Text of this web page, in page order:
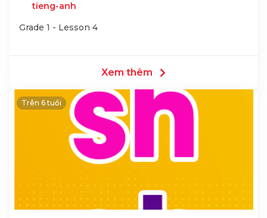
tieng-anh
Grade 1 - Lesson 4
Xem thêm
Trên 6 tuổi